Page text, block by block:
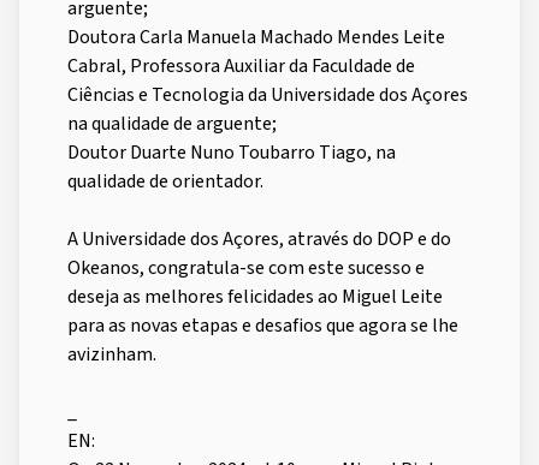
arguente;
Doutora Carla Manuela Machado Mendes Leite
Cabral, Professora Auxiliar da Faculdade de
Ciências e Tecnologia da Universidade dos Açores
na qualidade de arguente;
Doutor Duarte Nuno Toubarro Tiago, na
qualidade de orientador.
A Universidade dos Açores, através do DOP e do
Okeanos, congratula-se com este sucesso e
deseja as melhores felicidades ao Miguel Leite
para as novas etapas e desafios que agora se lhe
avizinham.
EN: